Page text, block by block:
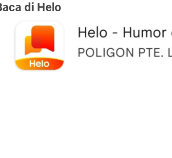
di Helo